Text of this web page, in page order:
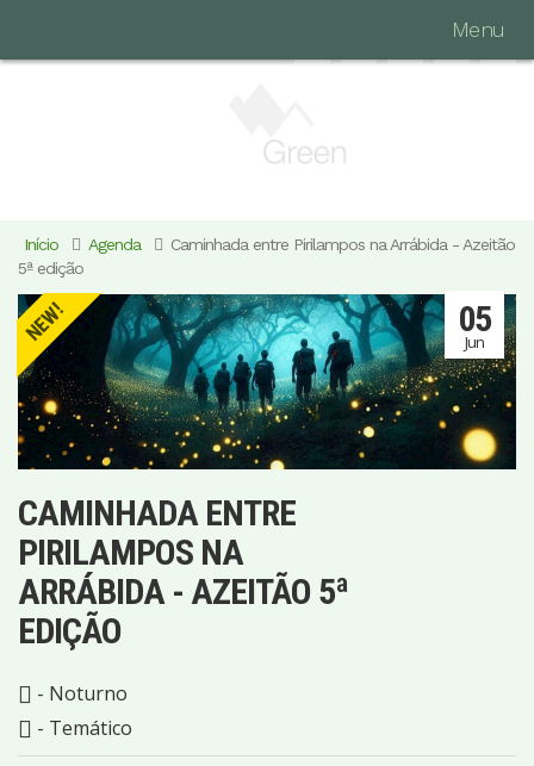
Menu
Início Agenda
Caminhada entre Pirilampos na Arrábida - Azeitão
5ª edição
CAMINHADA ENTRE
PIRILAMPOS NA
ARRÁBIDA - AZEITÃO 5ª
EDIÇÃO
NEW! 05
Jun
- Noturno
- Temático